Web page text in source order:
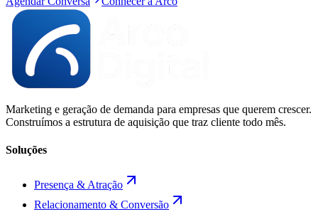
Marketing e geração de demanda para empresas que querem crescer.
Construímos a estrutura de aquisição que traz cliente todo mês.
Soluções
Presença & Atração
Relacionamento & Conversão